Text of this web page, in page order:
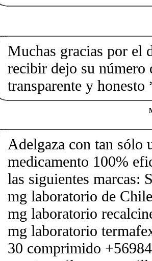
Muchas gracias por el
recibir dejo su número
transparente y
Adelgaza con tan sólo
medicamento 100%
las siguientes marcas:
mg laboratorio de
mg laboratorio
mg laboratorio
30 comprimido